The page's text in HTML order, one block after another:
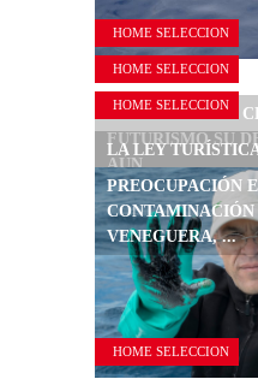
HOME SELECCION
HOME SELECCION
TENERIFE DEJA
FUTURISMO SU
AÚN ...
HOME SELECCION
LA LEY
NORMALIZAR
HOTELERAS
HOME SELECCION
PREOCUPACIÓN
CONTAMINACIÓN
VENEGUERA, ...